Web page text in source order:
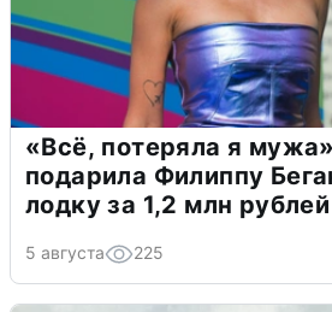
«Всё, потеряла я
подарила Филиппу
лодку за 1,2 млн рублей
5 августа 225